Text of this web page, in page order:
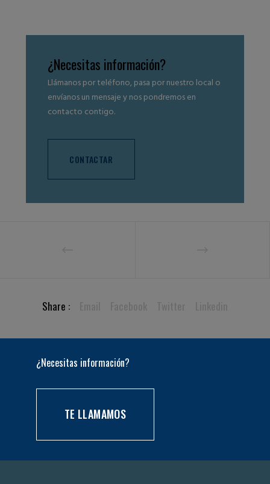
¿Necesitas información?
Llámanos por teléfono, pasa por nuestro local o
envíanos un mensaje y nos pondremos en
contacto contigo.
CONTACTAR
Share :
¿Necesitas información?
TE LLAMAMOS